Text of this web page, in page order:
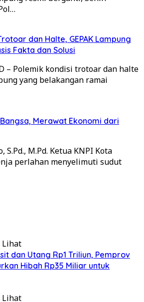
dan Halte, GEPAK Lampung
Fakta dan Solusi
– Polemik kondisi trotoar dan halte
yang belakangan ramai
Merawat Ekonomi dari
S.Pd., M.Pd. Ketua KNPI Kota
perlahan menyelimuti sudut
Lihat
dan Utang Rp1 Triliun, Pemprov
Hibah Rp35 Miliar untuk
Lihat